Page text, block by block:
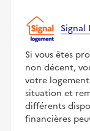
Signal
Si vous êtes
non décent,
votre
situation et
différents
financières